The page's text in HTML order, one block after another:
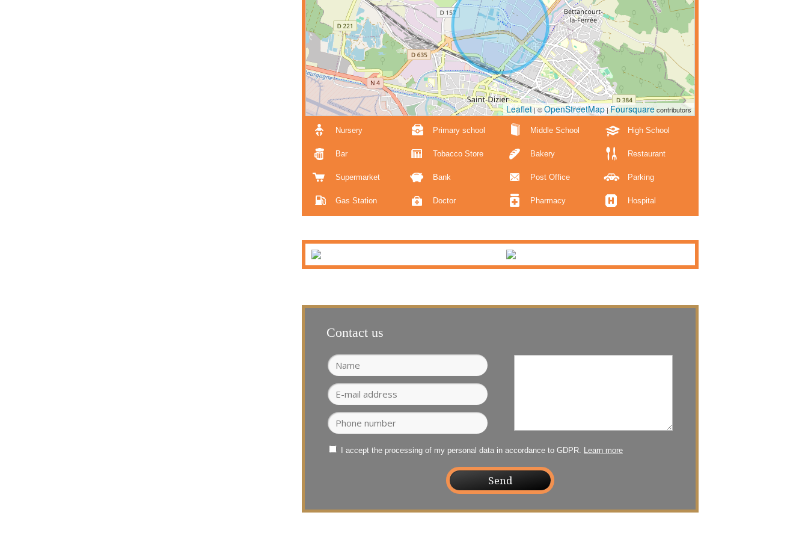
Leaflet| ©OpenStreetMap |Foursquarecontributors
Nursery Primary school Middle School High School
Bar Tobacco Store Bakery Restaurant
Supermarket Bank Post Office Parking
Gas Station Doctor Pharmacy Hospital
Contact us
I accept the processing of my personal data in accordance to GDPR. Learn more